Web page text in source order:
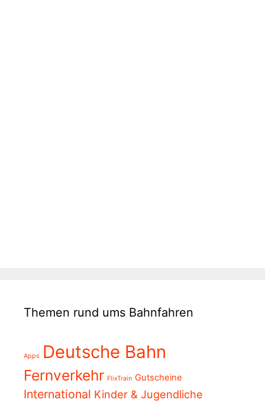
Themen rund ums Bahnfahren
Apps Deutsche Bahn
Fernverkehr FlixTrain Gutscheine
International Kinder & Jugendliche